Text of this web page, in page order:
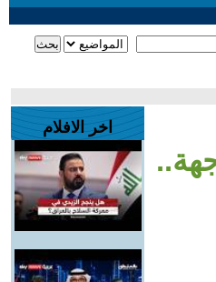
اخر الافلام